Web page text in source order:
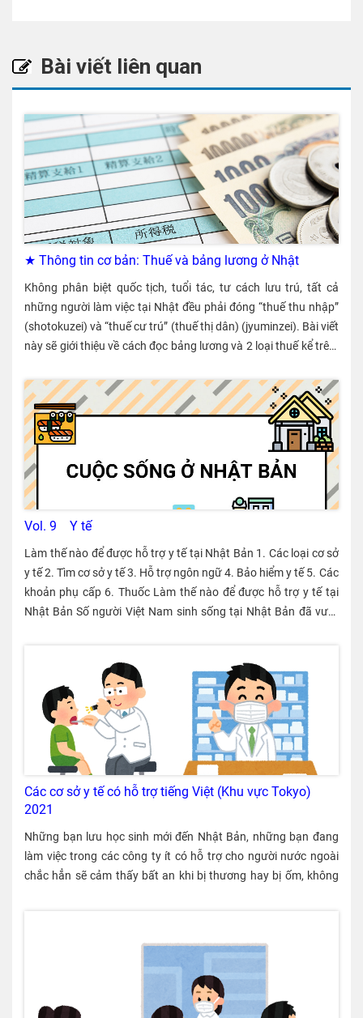
Bài viết liên quan
★ Thông tin cơ bản: Thuế và bảng lương ở Nhật
Không phân biệt quốc tịch, tuổi tác, tư cách lưu trú, tất cả
những người làm việc tại Nhật đều phải đóng “thuế thu nhập”
(shotokuzei) và “thuế cư trú” (thuế thị dân) (jyuminzei). Bài viết
này sẽ giới thiệu về cách đọc bảng lương và 2 loại thuế kể trên.
nhận được lương khi làm việc tại Nhật đều phải đóng “thuế thu
nhập”. ・ Thuế thu nhập là khoản thuế nộp cho nhà nước. ・
Khoản thuế thu nhập này được tính dựa trên thuế suất. Thu
nhập càng cao thì thuế suất càng cao. ・ Thuế thu nhập sẽ
được trừ tự động vào lương hàng tháng, công ty sẽ thay nhân
viên đóng thuế cho nhà nước. ・ Đóng thuế thu nhập là nghĩa
vụ, không liên quan đến tư cách lưu trú. Du học sinh khi đi làm
thêm cũng phải đóng. Cách đọc bảng lương Ảnh ở trên là bảng
cách đọc bảng lương và thuế thu nhập dựa trên bảng lương
đó. A Tổng tiền lương (So shikyu gaku) 211.802 yên Đây là
toàn bộ khoản tiền mà công ty phải trả cho nhân viên vì họ đã
làm việc cho công ty. Khoản này còn có cách gọi khác là
hiểm xã hội) dưới đây. ① Bảo hiểm y tế ② Bảo hiểm hưu trí ③
Bảo hiểm thất nghiệp C Số tiền chịu thuế cư trú 177.483 yên
Khoản "A - B". D Thuế thu nhập 2.340 yên Khoản thuế thu nhập
được tính theo thuế suất phụ thuộc vào khoản C. Phí “Bảo
hiểm xã hội” sẽ do công ty và người lao động cùng trả. Về bảo
hiểm xã hội, bạn hãy tham khảo thêm bài viết phía dưới nhé.
[iconpress id="local_1803" title="external link"
style="color:#525252; font-size:22px;" ] Bảo hiểm y tế và hưu trí
Cách tính “E Khoản tiền đã được khấu trừ” A (Tổng tiền lương)
+ 211.802 yên B (Tổng phí bảo hiểm xã hội) – 34,319 yên D
(Thuế thu nhập) －2,340 yên Nếu lấy A－B－D sẽ ra “Lương về
Du học sinh không phải tham gia “Bảo hiểm hưu trí phúc lợi” và
“Bảo hiểm y tế” nên hai khoản chi phí này sẽ không bị trừ vào
lương làm thêm. Đổi lại, tự du học sinh tham gia
Vol. 9 Y tế
Làm thế nào để được hỗ trợ y tế tại Nhật Bản 1. Các loại cơ sở y tế 2. Tìm cơ sở y tế 3. Hỗ trợ ngôn ngữ 4. Bảo hiểm y tế 5. Các khoản phụ cấp 6. Thuốc Làm thế nào để được hỗ trợ y tế tại Nhật Bản Số người Việt Nam sinh sống tại Nhật Bản đã vượt trên con số 400.000 người nhưng trong đó có nhiều người chưa thể nói tiếng Nhật trôi chảy. Họ cảm thấy khó khăn khi đi bệnh viện vì không tự tin vào khả năng tiếng Nhật của mình, dù có thể đi thì cũng không khó truyền đạt được với bác sĩ về bệnh tình của mình, không hiểu rõ bác sĩ chẩn đoán bệnh của mình ra sao. Đặc biệt là các bạn lưu học sinh đang phải đối mặt với khó khăn này khi bị ốm. Các bạn thực tập sinh, kỹ sư v.v. nhận được sự hỗ trợ của cơ quan tiếp nhận, nghiệp đoàn v.v. nhưng các bạn lưu học sinh mới sang Nhật thì không có kết nối với cá nhân hay đoàn thể nào có thể hỗ trợ được. Nếu phải nhập viện khẩn cấp do đột ngột bị bệnh, bạn có thể nhận được sự hỗ trợ từ nhà trường, nhưng hình thức hỗ trợ có chút khác biệt. Trong bài viết này, chúng tôi sẽ gửi đến các bạn những kiến thức cơ bản cần có khi người nước ngoài đi khám và chữa bệnh ở Nhật. １．Các loại cơ sở y tế Ở Nhật Bản có rất nhiều cơ sở y tế, mỗi nơi lại có một chức năng riêng. Nếu bạn bị ốm hay bị thương nhẹ, hãy tới phòng khám gần nhà mình. Sau khi nhận được giấy chuyển viện, bạn có thể tới khám ở những bệnh viện lớn hơn. ① Phòng khám - Clinic → Điều trị bệnh tật và chấn thương thường gặp trong đời sống hàng ngày ② Bệnh viện vừa và nhỏ → Khi cần nhập viện, phẫu thuật v.v. ▽ Khi cần điều trị khẩn cấp ③ Bệnh viện lớn → Bệnh nhân cấp cứu do bệnh tình nặng ▽ Khi cần hỗ trợ y tế ở mức độ cao 【Bảo hiểm y tế】 Tại bệnh viện hay các phòng khám, bạn hãy xuất trình thẻ bảo hiểm y tế. Nếu bạn không xuất trình thẻ thì bạn sẽ phải tự chi trả toàn bộ số tiền khám chữa bệnh. 【Các khoa khám bệnh chính】 Các khoa khám bệnh được chia ra theo từng loại bệnh và tình hình vết thương. Riêng bệnh nha khoa thường được khám tại phòng khám là chính. Khoa Nội Nơi khám chữa các bệnh thuộc cơ quan tiêu hóa, hô hấp, tuần hoàn, tiết niệu, huyết học, nội tiết, thần kinh v.v. và điều trị chủ yếu bằng thuốc. Tại đây cũng khám và chữa các bệnh thông thường như cảm cúm v.v. Khoa Ngoại Nơi khám chữa các bệnh ung thư, tổn thương bên ngoài v.v. điều trị chủ yếu bằng cách phẫu thuật. Khoa Nhi Nơi khám chữa bệnh cho trẻ em. Khoa Ngoại chỉnh hình Nơi điều trị các bệnh có liên quan đến hệ vận động và hệ thần kinh có liên quan đến những cơ quan như xương, khớp, cơ, gân v.v. Khoa Mắt Nơi điều trị các bệnh về mắt. Nha khoa Nơi điều trị các bệnh về răng, chỉnh hình răng hàm mặt v.v. Khoa Sản Nơi khám chữa cho phụ nữ đang mang thai, sinh đẻ, trẻ sơ sinh v.v. Tìm cơ sở y tế Dưới đây là cách tìm cơ sở y tế. ① Tìm qua tạp chí do UBND nơi bạn sinh sống phát hành ② Tìm qua Internet thông tin của các cơ sở y tế được cung cấp trên trang chủ của các tỉnh thành ③ Hỏi trực tiếp UBND nơi bạn sinh sống hoặc các tổ chức giao lưu quốc tế v.v. Đường link tổng hợp các tổ chức tư vấn (toàn quốc) của UBND và những tổ chức giao lưu quốc tế ④ Trung tâm hỗ trợ an toàn sức khỏe Có hơn 380 “Trung tâm hỗ trợ an toàn sức khỏe” được đặt tại các tỉnh thành, phòng y tế của các thành phố, các khu vực đặc biệt. Tại đây, bạn sẽ được hướng dẫn và giới thiệu các cơ sở y tế. ⑤ Trung tâm thông tin y tế quốc tế AMDA ・ Tại đây bạn sẽ được giới thiệu cơ sở y tế có ngôn ngữ bạn dùng hoặc được hướng dẫn chế độ phúc lợi y tế bằng nhiều ngôn ngữ khác nhau (Điện thoại 03-6233-9266). Trung tâm hỗ trợ bằng tiếng Việt vào 10:00~16:00 thứ tư (thứ 2 và thứ 4 của tháng). ・ Trung tâm cũng có hỗ trợ thông dịch qua điện thoại hoặc thông dịch qua ZOOM (Tư vấn 050-3405-0397). Trang chủ của Trung tâm thông tin y tế quốc tế AMDA ⑥ Sở du lịch Trang web “Khi bạn thấy không khỏe” ◎ Khi khẩn cấp, hãy gọi 119 Khi bạn đột ngột bị bệnh hay bị thương nặng do tai nạn, hãy gọi tới số 119 để gọi xe cứu thương ! Hỗ trợ ngôn ngữ Ngày càng có nhiều bệnh viện tại Nhật hỗ trợ ngôn ngữ dành cho người nước ngoài. Phần lớn các bệnh viện trực thuộc trường đại học, bệnh viện đa khoa triển khai dịch vụ thông dịch qua điện thoại. Trong trường hợp cần thiết, có bệnh viện có thể nhờ phiên dịch viên đến tận nơi mà bệnh nhân không cần phải trả khoản phí nào. Có điều số lượng phiên dịch viên tiếng Nhật trong lĩnh vực y tế vẫn chưa nhiều. Người ta cũng chỉ ra rằng chất lượng thông dịch qua điện thoại cũng chưa được cao. Thế nhưng, kể từ sau chương trình EPA (Hiệp định đối tác kinh tế) được kí kết giữa Việt Nam và Nhật Bản, rất nhiều y tá từ Việt Nam sang Nhật để tham gia tập huấn và thực hành. Trong bối cảnh đó, gần đây số bệnh viện có thông dịch viên, bác sĩ, y tá người Việt đã tăng lên. Nếu bạn đến những bệnh viện này, bạn sẽ được hỗ trợ tận tình bằng tiếng Việt. Chúng tôi sẽ giới thiệu các cơ sở y tế có thể hỗ trợ bằng tiếng Việt theo từng khu vực ở trang tiếp theo, các bạn hãy tham khảo nhé! Các cơ sở y tế có hỗ trợ tiếng Việt (Tokyo) Các cơ sở y tế có hỗ trợ tiếng Việt (Kanto) Các cơ sở y tế có hỗ trợ tiếng Việt (Kansai) Các cơ sở y tế có hỗ trợ tiếng Việt (Tokai) Các cơ sở y tế có hỗ trợ tiếng Việt (Bắc Kyushu) Các cơ sở y tế có hỗ trợ tiếng Việt (Nam Kyushu) Bảo hiểm y tế Những người sống ở Nhật Bản, không phân biệt quốc tịch, đều phải tham gia bảo hiểm y tế công. （１） Bảo hiểm y tế Người tham gia bảo hiểm sẽ trả 30% chi phí khám chữa bệnh Người làm công ăn lương và gia đình của họ sẽ tham gia bảo hiểm này. Nếu tham gia bảo hiểm này thì khi đi khám tại các phòng khám nha khoa, bệnh viện v.v. bạn chỉ cần chi trả 1 phần phí khám chữa bệnh. Theo nguyên tắc, bạn và người thân trong gia đình sẽ trả 30% tổng chi phí khám chữa bệnh (trẻ em dưới 6 tuổi hoặc người gia từ 70~74 tuổi là 20%), 70% sẽ do bảo hiểm chi trả. Tuy nhiên cũng có những dịch vụ y tế không nằm trong phạm vi được bảo hiểm. Phí bảo hiểm do công ty và người lao động cùng đóng, mỗi bên một nửa Tiền phí bảo hiểm hàng tháng sẽ do công ty và người lao động cùng đóng, mỗi bên chịu 50%. （２） Bảo hiểm y tế quốc dân Du học sinh cũng có nghĩa vụ tham gia bảo hiểm Những người có đăng kí địa chỉ thường trú, dưới 75 tuổi và không nằm trong đối tượng sử dụng bảo hiểm y tế theo công ty thì phải tham gia Bảo hiểm y tế quốc dân. Du học sinh người nước ngoài cũng có nghĩa vụ tham gia. Người tham gia bảo hiểm sẽ trả 30% chi phí khám chữa bệnh Theo nguyên tắc, người tham gia bảo hiểm sau khi khám chữa bệnh tại cơ sở y tế sẽ trả 30% tổng chi phí khám chữa, 70% sẽ do bảo hiểm chi trả. Tuy nhiên cũng có những dịch vụ y tế không nằm trong phạm vi được bảo hiểm. Cách thức tham gia Bạn sẽ làm thủ tục đăng kí tham gia tại UBND nơi bạn sinh sống. Khi đăng kí cần có thẻ lưu trú và hộ chiếu. Nếu bạn sống cùng gia đình, gia đình bạn cũng sẽ tham gia bảo hiểm. Bạn hãy xác nhận xem trên thẻ bảo hiểm có ghi tên của người trong gia đình mình hay không. Đăng kí thay đổi địa chỉ Nếu bạn thay đổi địa chỉ, bạn hãy đăng kí với UBND của nơi ở mới, sau đó nhận thẻ bảo hiểm mới. Nếu bạn không làm thủ tục này, thẻ bảo hiểm của bạn sẽ không sử dụng được và không được bảo hiểm y tế quốc dân chi trả. ※ Phí bảo hiểm có thể được giảm trừ theo điều kiện thu nhập và tình hình cuộc sống, để biết thông tin chi tiết, bạn hãy hỏi trực tiếp UBND nơi bạn sinh sống. Các khoản phụ cấp Trong bảo hiểm y tế có nhiều loại phụ cấp đi kèm, chúng tôi xin giới thiệu một phần trong số đó. 【Phí điều trị và dưỡng bệnh】 ✔︎ Khi chưa nhận được bảo hiểm ngay sau khi vào làm việc✔︎ Khi mua các vật dụng cần cho việc điều trị như mua thạch cao để bó bột v.v.✔︎ Khi đi vật lý
Các cơ sở y tế có hỗ trợ tiếng Việt (Khu vực Tokyo)
2021
Những bạn lưu học sinh mới đến Nhật Bản, những bạn đang làm việc trong các công ty ít có hỗ trợ cho người nước ngoài chắc hẳn sẽ cảm thấy bất an khi bị thương hay bị ốm, không biết nên đi khám ở bệnh viện nào phải không? Chúng tôi xin giới thiệu bài viết của một cộng tác Việt Nam làm việc lâu năm ở Nhật Bản về một số cơ sở y tế có hỗ trợ tiếng Việt ở khu vực Tokyo. Ở Nhật Bản, thông thường thì khi bị ốm nhẹ hoặc bị thương thì người ta đi khám bệnh tại các phòng khám (Clinic). Khi cần thiết, các phòng khám sẽ viết giấy giới thiệu để người bệnh có thể khám bệnh ở các bệnh viện lớn hơn. Trong bài viết này chúng tôi xin lần lượt giới thiệu các phòng khám, các bệnh viện vừa và nhỏ và sau cùng là các bệnh viện lớn. (Danh sách các bệnh viện) Phòng khám Sakura Takadanobaba Phòng khám Nakai-ekimae Bệnh viện Shinjuku Hiro Clinic Bệnh viện Tojun Bệnh viện Okubo Bệnh viện Kokubunji Bệnh viện Tama Nanbu Chiiki Trung tâm Quốc Gia Y tế Sức khỏe Toàn cầu Bệnh viện NTT Higashi-Nihon Kanto Bệnh viện Komagome thủ đô Tokyo Các bệnh viện khác Phòng khám Sakura Takadanobaba Ảnh từ trang web của bệnh viện Phiên dịch viên người Việt sẽ hỗ trợ bạn trong quá trình khám chữa bệnh. Với những triệu chứng mà phòng khám không thể xử lý được, bạn cũng có thể xin ý kiến của phòng khám về cơ sở y tế khám chữa bệnh tiếp theo. Trong trường hợp cần thiết, phòng khám sẽ cho bạn Giấy chuyển viện 診療情報提供書（紹介状）để bạn có thể đến khám ở bệnh viện lớn hơn và được khám chữa thuận lợi. [iconpress id="local_1803" title="external link" style="color:#525252; font-size:22px;" ] Trang web của Phòng khám Sakura Takadanobaba (tiếng Nhật) [iconpress id="local_1803" title="external link" style="color:#525252; font-size:22px;" ] Trang web của Phòng khám Sakura Takadanobaba (tiếng Việt) Địa chỉ Shinjuku-ku, Takadanobaba 4-11-8, tòa nhà Kawakami, tầng 3 Điện thoại 03-5937-3717 Chuyên khoa Khoa Ngoại chỉnh hình, khoa Nội (khoa Nội chỉ khám vào chiều thứ Tư và sáng thứ bảy (tuần thứ 2 và thứ 4 của tháng) Ngày nghỉ Thứ Sáu, chiều thứ Bảy, Chủ Nhật, ngày Lễ Thông tin khác Chiều thứ Tư có phiên dịch tiếng Việt. Đi bộ từ ga Takadanobaba Phòng khám Nakai-ekimae Phòng khám Nakai-ekimae do bác sĩ Takenaga Ken (bác sĩ là người Việt, đã sinh sống ở Nhật từ nhỏ) rất giỏi tiếng Việt phụ trách. Với những triệu chứng mà phòng khám không thể xử lý được, bạn có thể xin ý kiến về cơ sở y tế khám chữa bệnh khác. Trong trường hợp cần thiết, phòng khám sẽ cho bạn Giấy chuyển viện để bạn có thể đến khám ở bệnh viện lớn hơn và được khám chữa thuận lợi. [iconpress id="local_1803" title="external link" style="color:#525252; font-size:22px;" ] Phòng khám Naka-ekimae (tiếng Nhật) Địa chỉ Shinjuku-ku Ochiai, 2-20-2, tòa nhà Sugiyama, tầng 3 Điện thoại 03-3365-1627 Chuyên khoa Khoa Nội, khoa Nhi, Khoa Da liễu, Khoa Dị ứng, khoa Nội Đông y Ngày nghỉ Thứ Hai, ngày Lễ Thông tin khác Đi bộ từ ga Nakai 90m, từ ga Ochiai 410m Bệnh viện Shinjuku Hiro Clinic Ảnh từ trang web của bệnh viện Bác sĩ bệnh viện trưởng thì bác sĩ đã từng đi Việt Nam và nhiệt tình khám chữa bệnh cho người nước ngoài. Bệnh viện sử dụng ứng dụng dịch Google qua máy tính bảng. [iconpress id="local_1803" title="external link" style="color:#525252; font-size:22px;" ] Bệnh viện Shinjuku Hiro (tiếng Nhật) [iconpress id="local_1803" title="external link" style="color:#525252; font-size:22px;" ] Bệnh viện Shinjuku Hiro (tiếng Anh) Địa chỉ Shinjuku-ku, Okubo 2-11-15, tòa nhà Obayashi 1-2F Điện thoại 03-5270-5610 Chuyên khoa Khoa Nội, khoa Da liễu, khoa Ngoại chỉnh hình Ngày nghỉ Thứ Bảy, Chủ Nhật Thông tin khác Đi bộ từ ga Nishi-Waseda 6 phút, ga Higashi-Shinjuku 8 phút. Cần đặt lịch hẹn khám. Bệnh viện Tojun Ảnh từ trang web của bệnh viện Khu khám bệnh của Bệnh viện Tojun có một số y tá người Việt kỳ cựu đang làm việc nên có thể bạn sẽ nhận được sự hỗ trợ. Đây là bệnh viện hỗ trợ y tế trong địa phương nên trang thiết bị được trang bị đầy đủ, có thể tới khám mà không cần đặt lịch trước. [iconpress id="local_1803" title="external link" style="color:#525252; font-size:22px;" ] Trang web Bệnh viện Tojun (tiếng Nhật) Địa chỉ 4-3-4 Hitotsuya, Adachi-ku, Tokyo Điện thoại 03-3850-8711 Chuyên khoa Khoa Nội, khoa Ngoại, khoa Ngoại chỉnh hình, Khoa Ngoại thần kinh, khoa Nội tuần hoàn, khoa Da liễu Khám ngoại trú Nội soi, cai nghiện thuốc lá, trung tâm tim mạch, lọc máu, giãn tĩnh mạch chi dưới, hội chứng ngưng thở khi ngủ Ngày nghỉ Chủ Nhật, ngày Lễ Thông tin khác Đi bộ 10 phút từ ga Aoi hoặc ga Rokuchou Bệnh viện Okubo Ảnh từ trang web của bệnh viện Bệnh viện nằm ở khu vực Shinjuku là nơi có nhiều người nước ngoài sinh sống và làm việc. Là bệnh viện hỗ trợ y tế địa phương nên chủ yếu điều trị bệnh nhân được giới thiệu đến. Tuy nhiên bệnh viện cũng có Trung tâm hỗ trợ bệnh nhân để giúp bệnh nhân người nước ngoài trong trường hợp khẩn cấp nên có dịch vụ hỗ trợ đa ngôn ngữ chất lượng cao. Với sự lãnh đạo của viện trưởng, bệnh viện cố gắng trở thành “Bệnh viện không từ chối bệnh nhân người nước ngoài”. [iconpress id="local_1803" title="external link" style="color:#525252; font-size:22px;" ] Trang web Bệnh viện Okubo (tiếng Nhật) [iconpress id="local_1803" title="external link" style="color:#525252; font-size:22px;" ] Trang web Bệnh viện Okubo (tiếng Anh) Địa chỉ Shinjuku-ku, Kabukicho 2-44-1 Điện thoại 03-5273-7711 Chuyên khoa Khoa Nội, khoa Tuần hoàn, khoa Nội thận, khoa Ngoại, khoa Tiêu hóa, khoa Ngoại chỉnh hình, khoa Da liễu, khoa Tiết niệu, khoa Sản phụ, khoa Mắt, khoa Tai Mũi Họng（Tham khảo thêm trang web） Ngày nghỉ Chủ Nhật, ngày Lễ Thông tin khác Cách ga Seibu Shinjuku 2 phút đi bộ, từ ga Shinjuku của các đường tàu khác, ga Okubo, Shin-Okubo của đường JR đi bộ 7 phút. Cần đặt hẹn lịch khám. Bênh viện Kokubunji Ảnh từ trang web của bệnh viện Bệnh viện có bác sĩ trưởng khoa Đỗ Khắc Nhân (杜吉克仁) xuất thân là người Việt Nam và có một số điều dưỡng viên người Việt Nam. [iconpress id="local_1803" title="external link" style="color:#525252; font-size:22px;" ] Trang web Bệnh viện Kokubunji (tiếng Nhật) Địa chỉ Kokubunji-shi, Higashi Koigakubo 4-2-2 Điện thoại 042-322-0123 Chuy